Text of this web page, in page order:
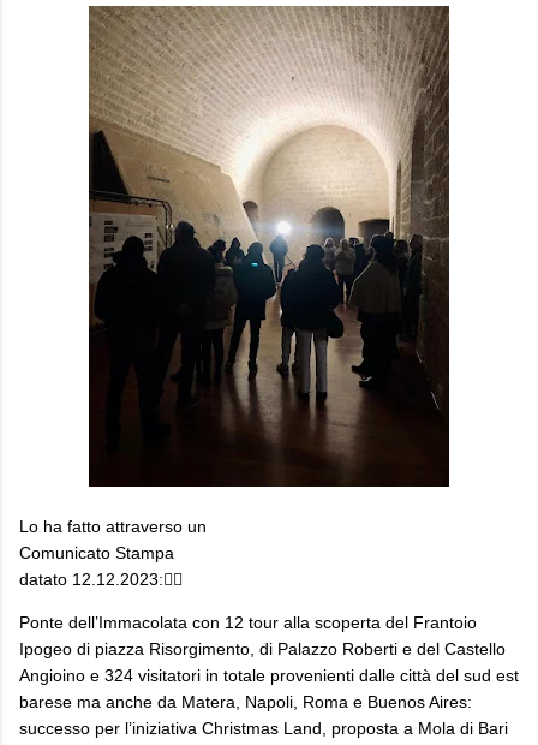
Lo ha fatto attraverso un
Comunicato Stampa
datato 12.12.2023:👇🏻
Ponte dell’Immacolata con 12 tour alla scoperta del Frantoio
Ipogeo di piazza Risorgimento, di Palazzo Roberti e del Castello
Angioino e 324 visitatori in totale provenienti dalle città del sud est
barese ma anche da Matera, Napoli, Roma e Buenos Aires:
successo per l’iniziativa Christmas Land, proposta a Mola di Bari